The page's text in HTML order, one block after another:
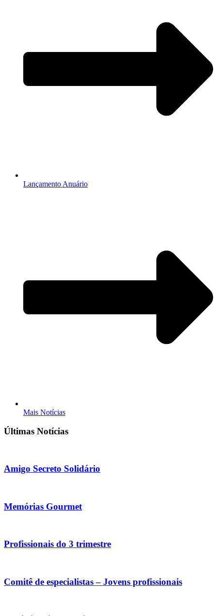
Lançamento Anuário
Mais Notícias
Últimas Notícias
Amigo Secreto Solidário
Memórias Gourmet
Profissionais do 3 trimestre
Comitê de especialistas – Jovens profissionais